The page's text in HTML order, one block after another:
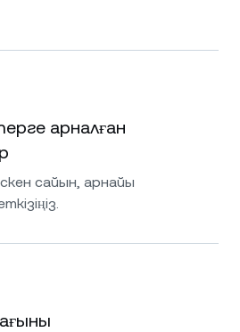
арналған
сайын, арнайы